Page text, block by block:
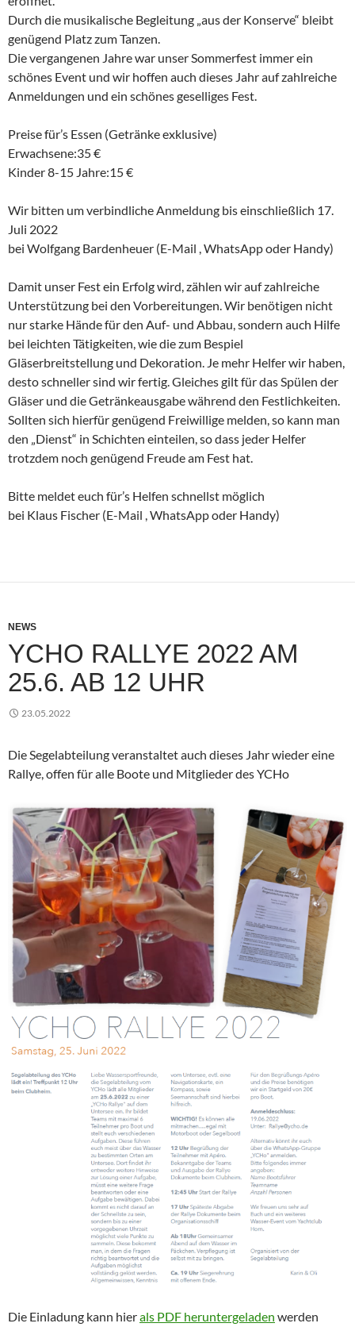
Durch die musikalische Begleitung „aus der Konserve“ bleibt
genügend Platz zum Tanzen.
Die vergangenen Jahre war unser Sommerfest immer ein
schönes Event und wir hoffen auch dieses Jahr auf zahlreiche
Anmeldungen und ein schönes geselliges Fest.
Preise für’s Essen (Getränke exklusive)
Erwachsene:​​35 €
Kinder 8-15 Jahre:​​15 €
Wir bitten um verbindliche Anmeldung bis einschließlich 17.
Juli 2022
bei Wolfgang Bardenheuer (E-Mail , WhatsApp oder Handy)
Damit unser Fest ein Erfolg wird, zählen wir auf zahlreiche
Unterstützung bei den Vorbereitungen. Wir benötigen nicht
nur starke Hände für den Auf- und Abbau, sondern auch Hilfe
bei leichten Tätigkeiten, wie die zum Bespiel
Gläserbreitstellung und Dekoration. Je mehr Helfer wir haben,
desto schneller sind wir fertig. Gleiches gilt für das Spülen der
Gläser und die Getränkeausgabe während den Festlichkeiten.
Sollten sich hierfür genügend Freiwillige melden, so kann man
den „Dienst“ in Schichten einteilen, so dass jeder Helfer
trotzdem noch genügend Freude am Fest hat.
Bitte meldet euch für’s Helfen schnellst möglich
bei Klaus Fischer (E-Mail , WhatsApp oder Handy)
NEWS
YCHO RALLYE 2022 AM
25.6. AB 12 UHR
23.05.2022
Die Segelabteilung veranstaltet auch dieses Jahr wieder eine
Rallye, offen für alle Boote und Mitglieder des YCHo
Die Einladung kann hierals PDF heruntergeladen werden